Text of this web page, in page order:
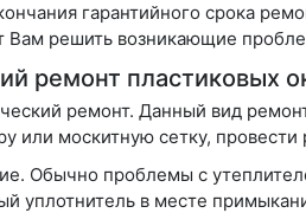
гарантийного срока
Вам решить возникающие
ремонт пластиковых
ремонт. Данный вид
или москитную сетку, провести
. Обычно проблемы с
уплотнитель в месте